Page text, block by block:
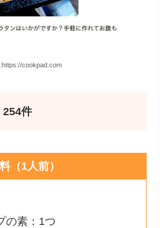
cookpad.com
254件
（1人前）
の素：1つ